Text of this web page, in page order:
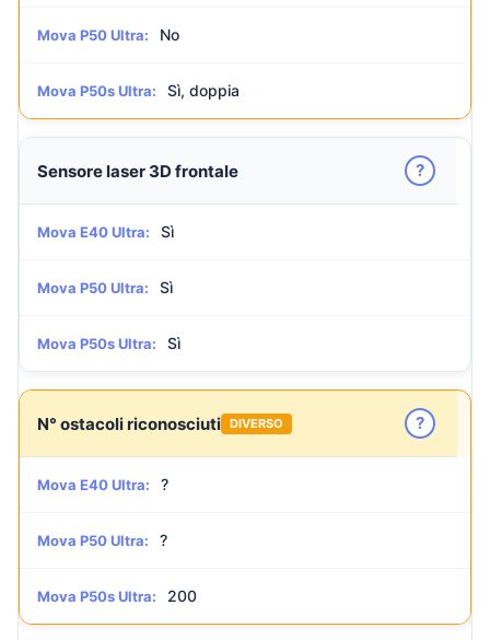
Mova P50 Ultra: No
Mova P50s Ultra: Sì, doppia
Sensore laser 3D frontale ?
Mova E40 Ultra: Sì
Mova P50 Ultra: Sì
Mova P50s Ultra: Sì
N° ostacoli riconosciuti DIVERSO ?
Mova E40 Ultra: ?
Mova P50 Ultra: ?
Mova P50s Ultra: 200